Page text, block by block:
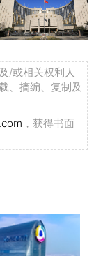
/或相关权利人
、摘编、复制及
，获得书面